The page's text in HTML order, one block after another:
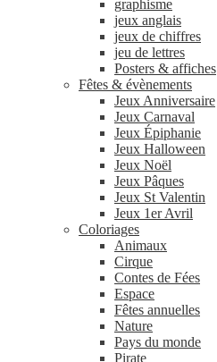
graphisme
jeux anglais
jeux de chiffres
jeu de lettres
Posters & affiches
Fêtes & évènements
Jeux Anniversaire
Jeux Carnaval
Jeux Épiphanie
Jeux Halloween
Jeux Noël
Jeux Pâques
Jeux St Valentin
Jeux 1er Avril
Coloriages
Animaux
Cirque
Contes de Fées
Espace
Fêtes annuelles
Nature
Pays du monde
Pirate